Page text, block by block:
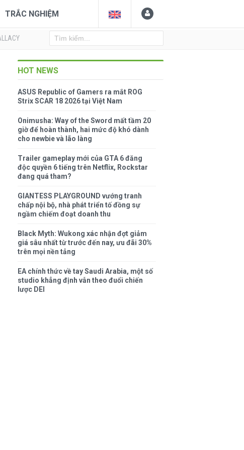
TRẮC NGHIỆM
HOT NEWS
ASUS Republic of Gamers ra mắt ROG
Strix SCAR 18 2026 tại Việt Nam
Onimusha: Way of the Sword mất tầm 20
giờ để hoàn thành, hai mức độ khó dành
cho newbie và lão làng
Trailer gameplay mới của GTA 6 đăng
độc quyền 6 tiếng trên Netflix, Rockstar
đang quá tham?
GIANTESS PLAYGROUND vướng tranh
chấp nội bộ, nhà phát triển tố đồng sự
ngầm chiếm đoạt doanh thu
Black Myth: Wukong xác nhận đợt giảm
giá sâu nhất từ trước đến nay, ưu đãi 30%
trên mọi nền tảng
EA chính thức về tay Saudi Arabia, một số
studio khẳng định vẫn theo đuổi chiến
lược DEI